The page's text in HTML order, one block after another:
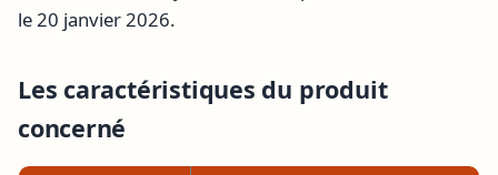
le 20 janvier 2026.
Les caractéristiques du produit
concerné